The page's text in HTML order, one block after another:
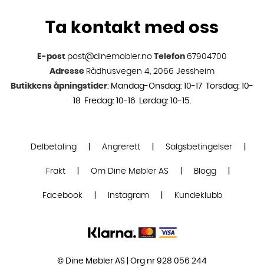
Ta kontakt med oss
E-post post@dinemobler.no Telefon 67904700
Adresse Rådhusvegen 4, 2066 Jessheim
Butikkens åpningstider: Mandag-Onsdag: 10-17 Torsdag: 10-
18 Fredag: 10-16 Lørdag: 10-15.
Delbetaling Angrerett Salgsbetingelser
Frakt Om Dine Møbler AS Blogg
Facebook Instagram Kundeklubb
© Dine Møbler AS | Org nr 928 056 244